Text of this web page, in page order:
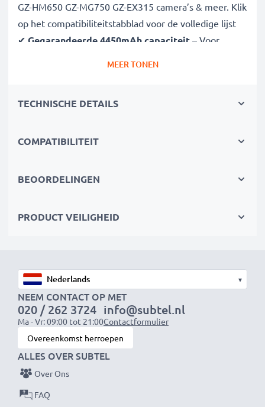
GZ-HM650 GZ-MG750 GZ-EX315 camera’s & meer. Klik
op het compatibiliteitstabblad voor de volledige lijst
✔ Gegarandeerde 4450mAh capaciteit – Voor
✔Topkwaliteit & veiligheid
– Streng getest volgens
✔Eenvoudige installatie & perfecte pasvorm
OPMERKING:Laad de accu’s volledig op vóór het
Elke CELLONIC accu wordt grondig getest op
prestaties en duurzaamheid. Bestel nu – snelle
levering & 3 jaar garantie!
MEER TONEN
TECHNISCHE DETAILS
COMPATIBILITEIT
BEOORDELINGEN
PRODUCT VEILIGHEID
▾
NEEM CONTACT OP MET
020 / 262 3724
Ma - Vr: 09:00 tot 21:00
info@subtel.nl
Contactformulier
Overeenkomst herroepen
ALLES OVER SUBTEL
Over Ons
FAQ